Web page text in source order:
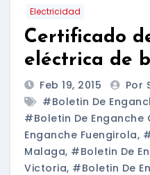
Electricidad
Certificado
eléctrica de
Feb 19, 2015 Por
#boletin De
#boletin De Enganche
Enganche Fuengirola,
Malaga, #boletin De
Victoria, #boletin De